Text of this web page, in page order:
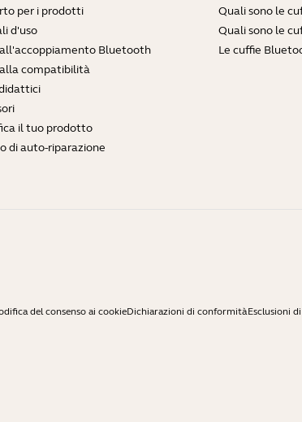
per i prodotti
d'uso
Bluetooth
compatibilità
il tuo prodotto
di auto-riparazione
Quali sono le
Quali sono le
Le cuffie
del consenso ai cookieDichiarazioni di conformitàEsclusioni